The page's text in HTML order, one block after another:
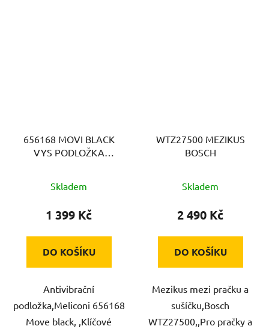
656168 MOVI BLACK
VYS PODLOŽKA
Skladem
1 399 Kč
DO KOŠÍKU
Antivibrační
podložka,Meliconi 656168
Move black, ,Klíčové
WTZ27500 MEZIKUS
BOSCH
Skladem
2 490 Kč
DO KOŠÍKU
Mezikus mezi pračku a
sušíčku,Bosch
WTZ27500,,Pro pračky a